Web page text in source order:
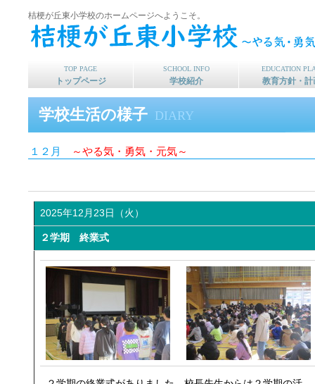
桔梗が丘東小学校のホームページへようこそ。
学校生活の様子 DIARY
１２月 ～やる気・勇気・元気～
2025年12月23日（火）
２学期 終業式
TOP PAGE
トップページ
SCHOOL INFO
学校紹介
EDUCATION
教育方針・計